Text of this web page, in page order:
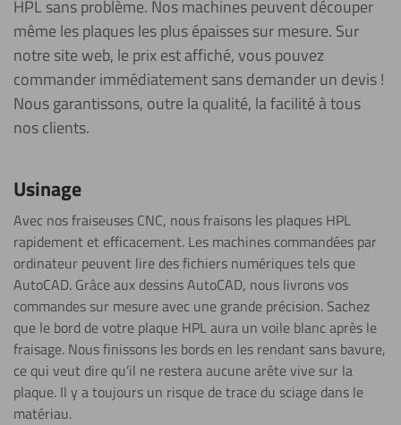
HPL sans problème. Nos machines peuvent découper
même les plaques les plus épaisses sur mesure. Sur
notre site web, le prix est affiché, vous pouvez
commander immédiatement sans demander un devis !
Nous garantissons, outre la qualité, la facilité à tous
nos clients.
Usinage
Avec nos fraiseuses CNC, nous fraisons les plaques HPL
rapidement et efficacement. Les machines commandées par
ordinateur peuvent lire des fichiers numériques tels que
AutoCAD. Grâce aux dessins AutoCAD, nous livrons vos
commandes sur mesure avec une grande précision. Sachez
que le bord de votre plaque HPL aura un voile blanc après le
fraisage. Nous finissons les bords en les rendant sans bavure,
ce qui veut dire qu’il ne restera aucune arête vive sur la
plaque. Il y a toujours un risque de trace du sciage dans le
matériau.